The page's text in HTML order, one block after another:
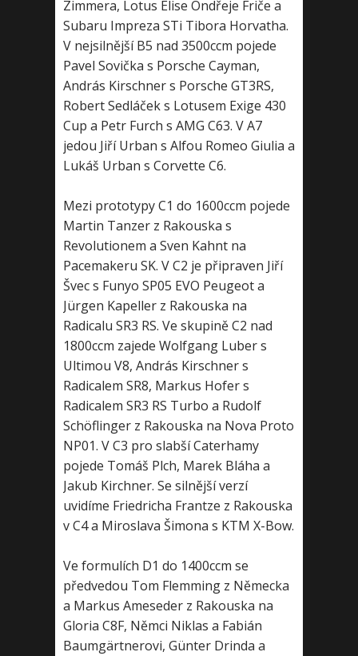
Zimmera, Lotus Elise Ondřeje Friče a
Subaru Impreza STi Tibora Horvatha.
V nejsilnější B5 nad 3500ccm pojede
Pavel Sovička s Porsche Cayman,
András Kirschner s Porsche GT3RS,
Robert Sedláček s Lotusem Exige 430
Cup a Petr Furch s AMG C63. V A7
jedou Jiří Urban s Alfou Romeo Giulia a
Lukáš Urban s Corvette C6.
Mezi prototypy C1 do 1600ccm pojede
Martin Tanzer z Rakouska s
Revolutionem a Sven Kahnt na
Pacemakeru SK. V C2 je připraven Jiří
Švec s Funyo SP05 EVO Peugeot a
Jürgen Kapeller z Rakouska na
Radicalu SR3 RS. Ve skupině C2 nad
1800ccm zajede Wolfgang Luber s
Ultimou V8, András Kirschner s
Radicalem SR8, Markus Hofer s
Radicalem SR3 RS Turbo a Rudolf
Schöflinger z Rakouska na Nova Proto
NP01. V C3 pro slabší Caterhamy
pojede Tomáš Plch, Marek Bláha a
Jakub Kirchner. Se silnější verzí
uvidíme Friedricha Frantze z Rakouska
v C4 a Miroslava Šimona s KTM X-Bow.
Ve formulích D1 do 1400ccm se
předvedou Tom Flemming z Německa
a Markus Ameseder z Rakouska na
Gloria C8F, Němci Niklas a Fabián
Baumgärtnerovi, Günter Drinda a